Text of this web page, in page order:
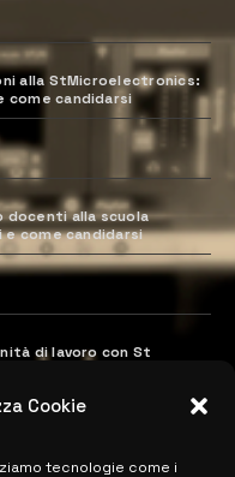
Cookie
tecnologie come i
alla StMicroelectronics:
come candidarsi
docenti alla scuola
e come candidarsi
di lavoro con St